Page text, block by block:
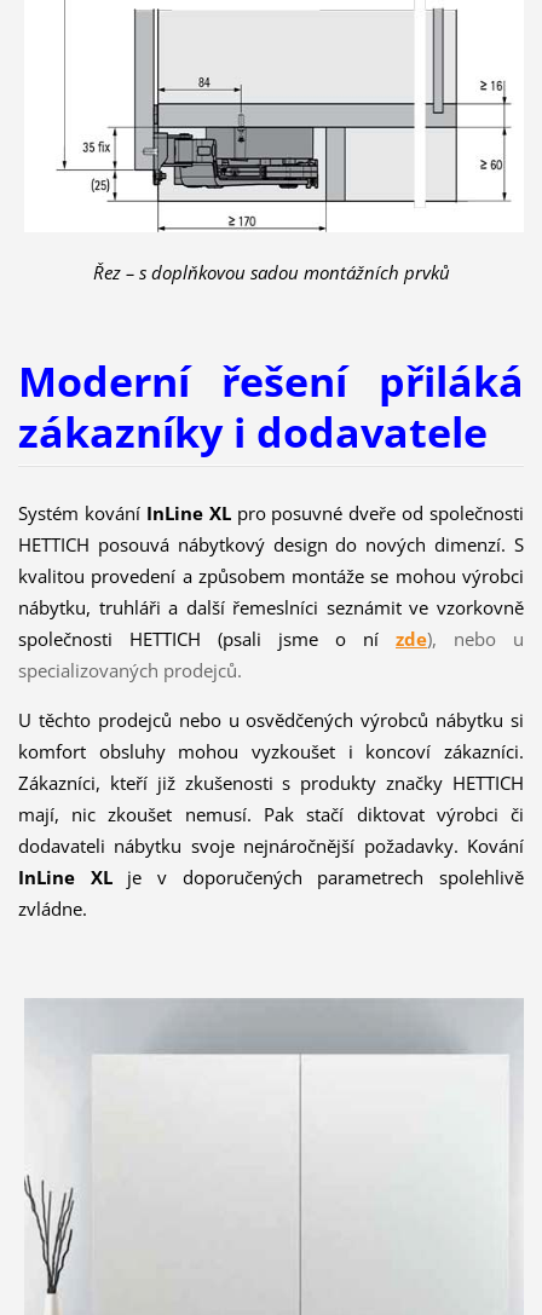
Řez – s doplňkovou sadou montážních prvků
Moderní řešení přiláká
zákazníky i dodavatele
Systém kování InLine XLpro posuvné dveře od společnosti
HETTICH posouvá nábytkový design do nových dimenzí. S
kvalitou provedení a způsobem montáže se mohou výrobci
nábytku, truhláři a další řemeslníci seznámit ve vzorkovně
společnosti HETTICH (psali jsme o ní
zde), nebo u
specializovaných prodejců.
U těchto prodejců nebo u osvědčených výrobců nábytku si
komfort obsluhy mohou vyzkoušet i koncoví zákazníci.
Zákazníci, kteří již zkušenosti s produkty značky HETTICH
mají, nic zkoušet nemusí. Pak stačí diktovat výrobci či
dodavateli nábytku svoje nejnáročnější požadavky. Kování
InLine XLje v doporučených parametrech spolehlivě
zvládne.